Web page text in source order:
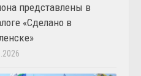
представлены в
«Сделано в